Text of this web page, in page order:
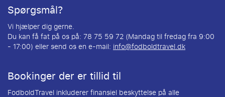
Spørgsmål?
Vi hjælper dig gerne.
Du kan få fat på os på: 78 75 59 72 (Mandag til fredag fra 9:00
- 17:00) eller send os en e-mail: info@fodboldtravel.dk
Bookinger der er tillid til
FodboldTravel inkluderer finansiel beskyttelse på alle